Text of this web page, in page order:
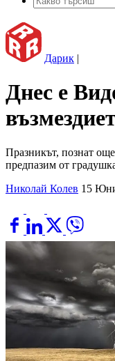
Дарик |
Днес е
Празникът, познат
предпазим от
Николай Колев 15